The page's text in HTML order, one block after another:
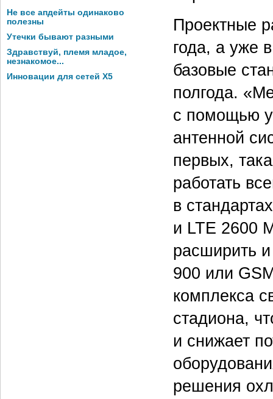
Не все апдейты одинаково
полезны
Утечки бывают разными
Здравствуй, племя младое,
незнакомое...
Инновации для сетей X5
Проектные
года, а уже
базовые
полгода.
с помощью
антенной
первых,
работать
в
и LTE 2600
расширить и
900 или
комплекса
стадиона,
и снижает
решения